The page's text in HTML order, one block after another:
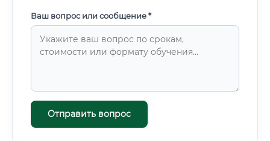
Ваш вопрос или сообщение *
Отправить вопрос